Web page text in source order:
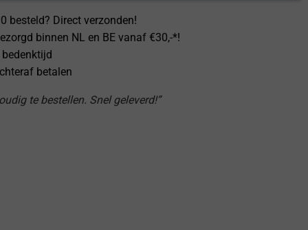
besteld? Direct verzonden!
binnen NL en BE vanaf €30,-*!
betalen
te bestellen. Snel geleverd!”